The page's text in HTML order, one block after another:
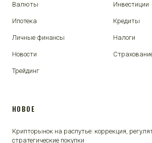
Валюты Инвестиции
Ипотека Кредиты
Личные финансы Налоги
Новости
Трейдинг
НОВОЕ
Крипторынок на распутье: коррекция,
стратегические покупки